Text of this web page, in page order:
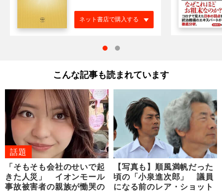
ネット書店で購入する
こんな記事も読まれています
話題
「そもそも会社のせいで起
きた人災」 イオンモール
事故被害者の親族が慟哭の
【写真も】順風満帆だった
頃の「小泉進次郎」 議員
になる前のレア・ショット